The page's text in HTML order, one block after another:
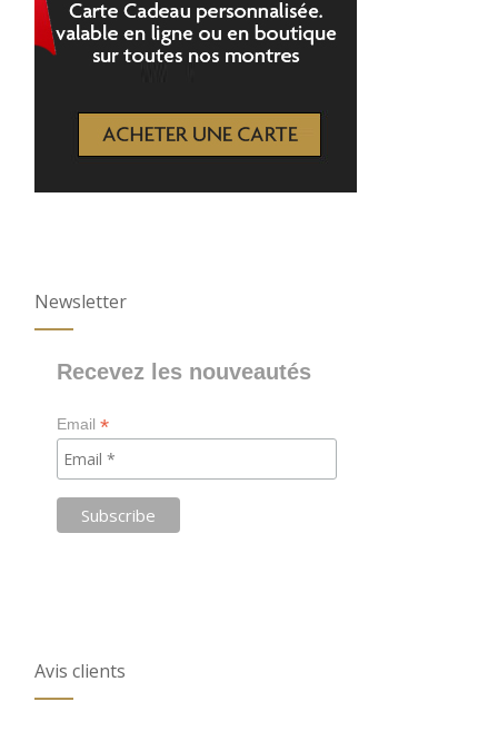
Newsletter
Recevez les nouveautés
Email*
Avis clients